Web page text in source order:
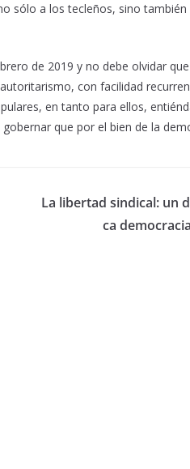
sólo a los tecleños, sino
de 2019 y no debe olvidar
con facilidad
en tanto para ellos,
que por el bien de la
La libertad sindical: un
ca